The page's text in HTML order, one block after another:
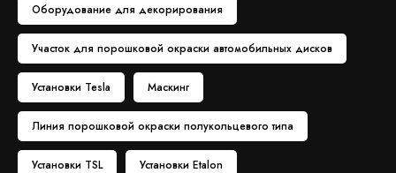
Оборудование для декорирования
Участок для порошковой окраски автомобильных дисков
Установки Tesla Маскинг
Линия порошковой окраски полукольцевого типа
Установки TSL Установки Etalon